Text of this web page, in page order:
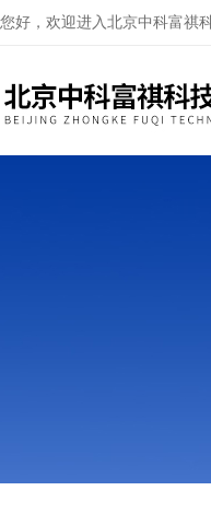
您好，欢迎进入北京中科富祺